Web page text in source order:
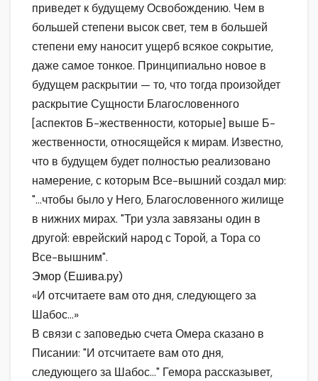
приведет к будущему Освобождению. Чем в
большей степени высок свет, тем в большей
степени ему наносит ущерб всякое сокрытие,
даже самое тонкое. Принципиально новое в
будущем раскрытии — то, что тогда произойдет
раскрытие Сущности Благословенного
[аспектов Б-жественности, которые] выше Б-
жественности, относящейся к мирам. Известно,
что в будущем будет полностью реализовано
намерение, с которым Все-вышний создал мир:
"…чтобы было у Него, Благословенного жилище
в нижних мирах. "Три узла завязаны один в
другой: еврейский народ с Торой, а Тора со
Все-вышним".
Эмор (Ешива.ру)
«И отсчитаете вам ото дня, следующего за
Шабос…»
В связи с заповедью счета Омера сказано в
Писании: "И отсчитаете вам ото дня,
следующего за Шабос…" Гемора рассказывет,